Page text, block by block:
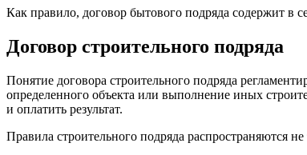
Как правило, договор бытового подряда содержит в
Договор строительного подряда
Понятие договора строительного подряда
определенного объекта или выполнение иных
и оплатить результат.
Правила строительного подряда распространяются